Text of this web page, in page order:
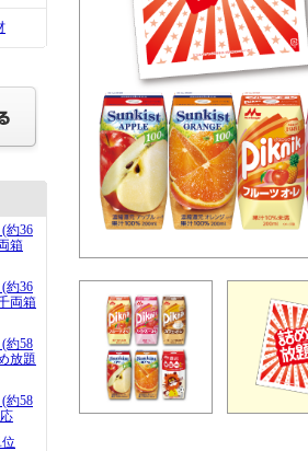
約36
箱
約36
両箱
約58
放題
約58